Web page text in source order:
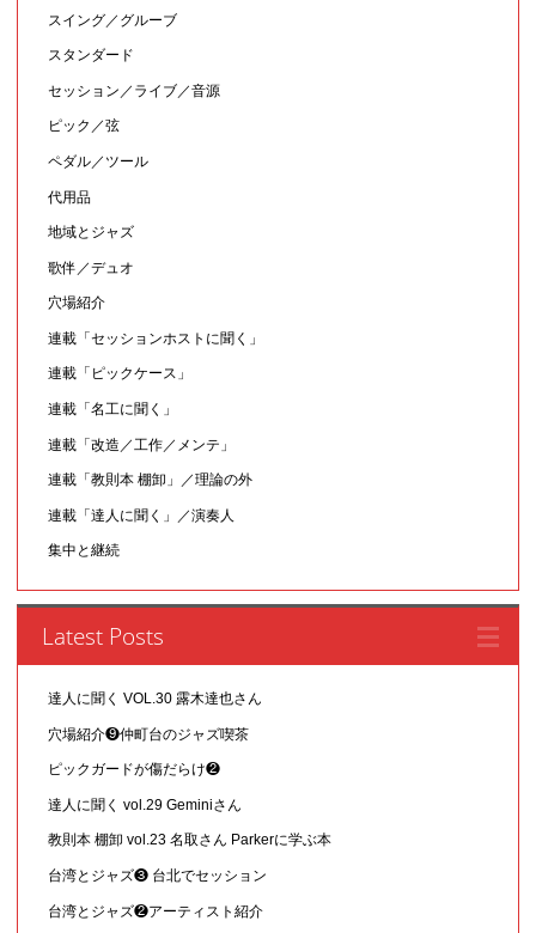
スイング／グルーブ
スタンダード
セッション／ライブ／音源
ピック／弦
ペダル／ツール
代用品
地域とジャズ
歌伴／デュオ
穴場紹介
連載「セッションホストに聞く」
連載「ピックケース」
連載「名工に聞く」
連載「改造／工作／メンテ」
連載「教則本 棚卸」／理論の外
連載「達人に聞く」／演奏人
集中と継続
Latest Posts
達人に聞く VOL.30 露木達也さん
穴場紹介❾仲町台のジャズ喫茶
ピックガードが傷だらけ❷
達人に聞く vol.29 Geminiさん
教則本 棚卸 vol.23 名取さん Parkerに学ぶ本
台湾とジャズ❸ 台北でセッション
台湾とジャズ❷アーティスト紹介